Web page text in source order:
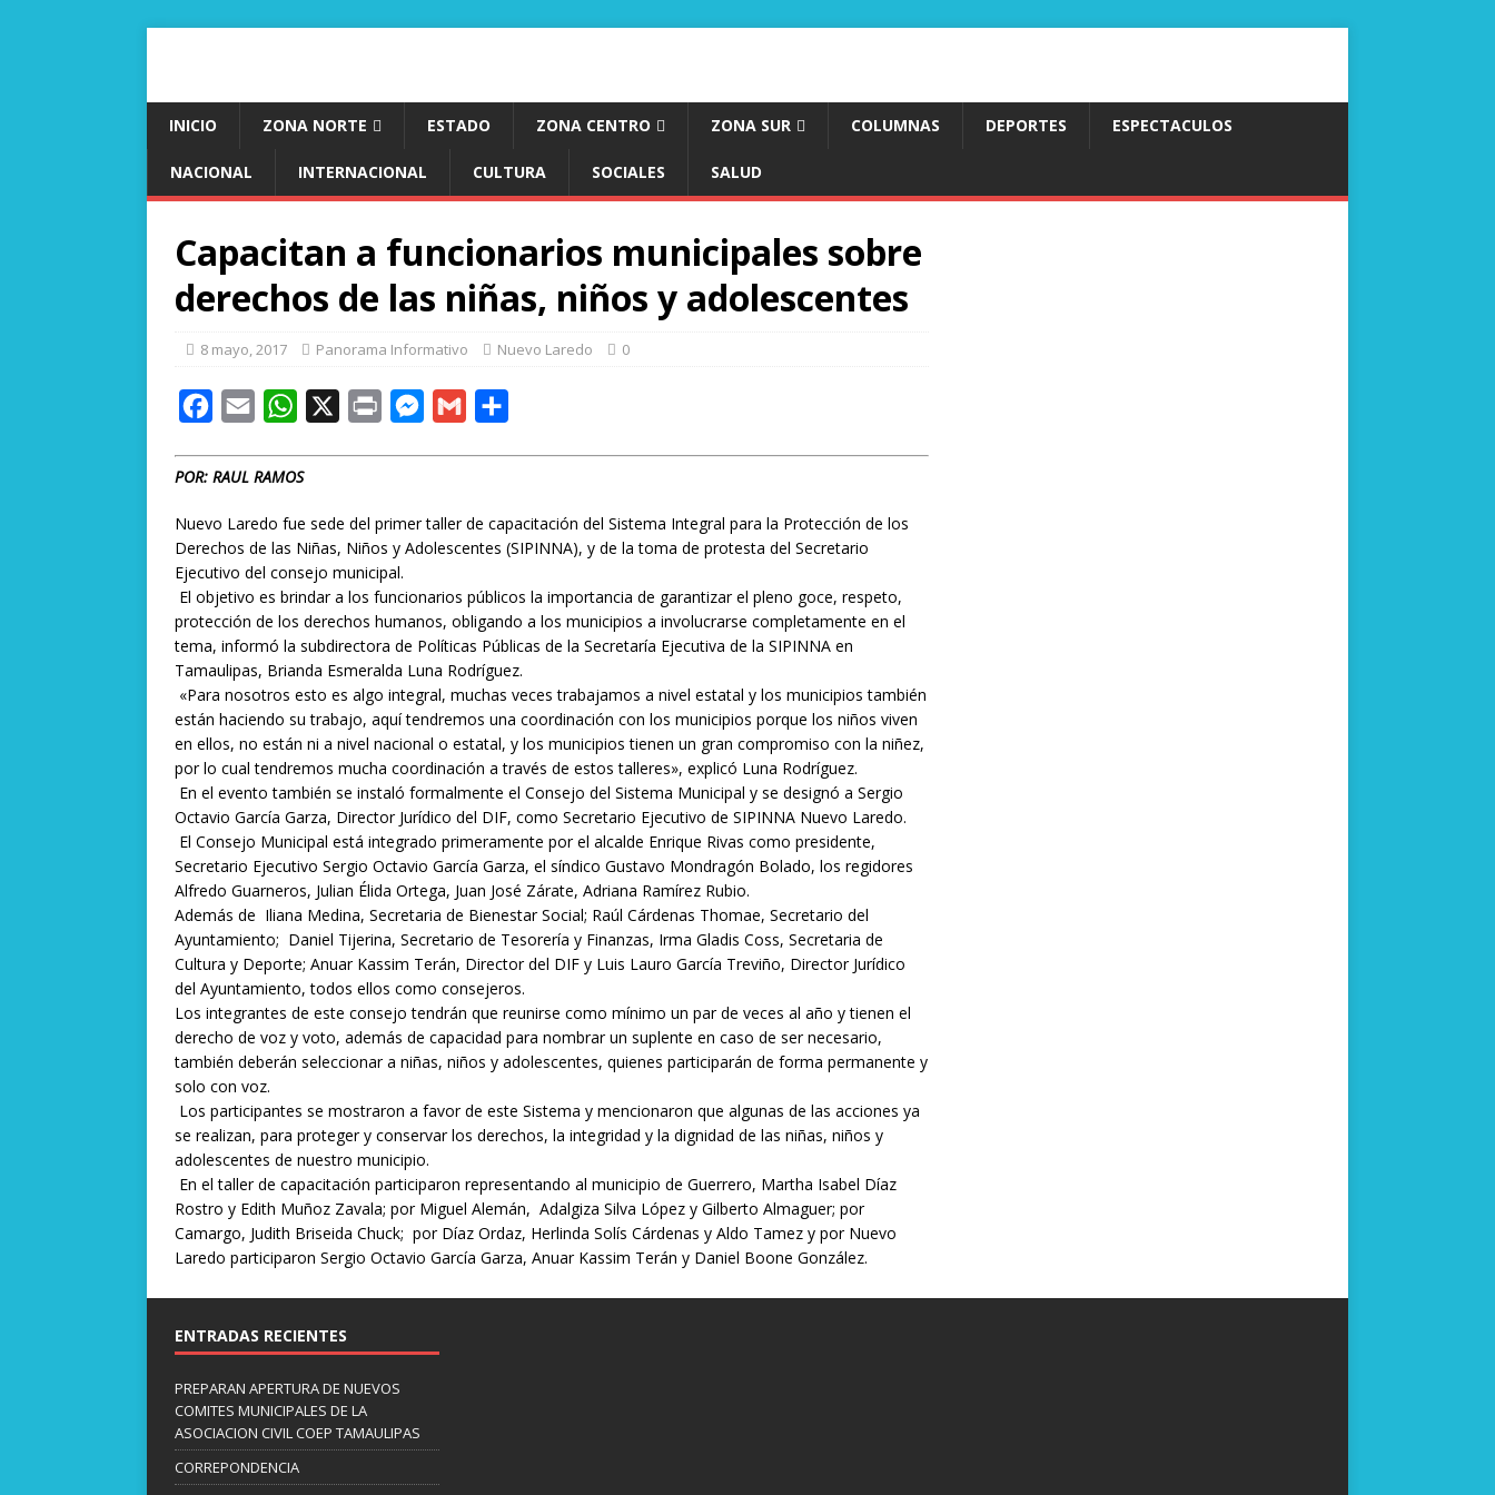
INICIO ZONA NORTE ESTADO ZONA CENTRO ZONA SUR COLUMNAS DEPORTES ESPECTACULOS
NACIONAL INTERNACIONAL CULTURA SOCIALES SALUD
Capacitan a funcionarios municipales sobre
derechos de las niñas, niños y adolescentes
8 mayo, 2017 Panorama Informativo Nuevo Laredo 0
c
b
o
o
k
a
l
W
a
s
A
p
p
t
M
e
g
e
r
l
a
t
i
r
POR: RAUL RAMOS
Nuevo Laredo fue sede del primer taller de capacitación del Sistema Integral para la Protección de los
Derechos de las Niñas, Niños y Adolescentes (SIPINNA), y de la toma de protesta del Secretario
Ejecutivo del consejo municipal.
El objetivo es brindar a los funcionarios públicos la importancia de garantizar el pleno goce, respeto,
protección de los derechos humanos, obligando a los municipios a involucrarse completamente en el
tema, informó la subdirectora de Políticas Públicas de la Secretaría Ejecutiva de la SIPINNA en
Tamaulipas, Brianda Esmeralda Luna Rodríguez.
«Para nosotros esto es algo integral, muchas veces trabajamos a nivel estatal y los municipios también
están haciendo su trabajo, aquí tendremos una coordinación con los municipios porque los niños viven
en ellos, no están ni a nivel nacional o estatal, y los municipios tienen un gran compromiso con la niñez,
por lo cual tendremos mucha coordinación a través de estos talleres», explicó Luna Rodríguez.
En el evento también se instaló formalmente el Consejo del Sistema Municipal y se designó a Sergio
Octavio García Garza, Director Jurídico del DIF, como Secretario Ejecutivo de SIPINNA Nuevo Laredo.
El Consejo Municipal está integrado primeramente por el alcalde Enrique Rivas como presidente,
Secretario Ejecutivo Sergio Octavio García Garza, el síndico Gustavo Mondragón Bolado, los regidores
Alfredo Guarneros, Julian Élida Ortega, Juan José Zárate, Adriana Ramírez Rubio.
Además de Iliana Medina, Secretaria de Bienestar Social; Raúl Cárdenas Thomae, Secretario del
Ayuntamiento; Daniel Tijerina, Secretario de Tesorería y Finanzas, Irma Gladis Coss, Secretaria de
Cultura y Deporte; Anuar Kassim Terán, Director del DIF y Luis Lauro García Treviño, Director Jurídico
del Ayuntamiento, todos ellos como consejeros.
Los integrantes de este consejo tendrán que reunirse como mínimo un par de veces al año y tienen el
derecho de voz y voto, además de capacidad para nombrar un suplente en caso de ser necesario,
también deberán seleccionar a niñas, niños y adolescentes, quienes participarán de forma permanente y
solo con voz.
Los participantes se mostraron a favor de este Sistema y mencionaron que algunas de las acciones ya
se realizan, para proteger y conservar los derechos, la integridad y la dignidad de las niñas, niños y
adolescentes de nuestro municipio.
En el taller de capacitación participaron representando al municipio de Guerrero, Martha Isabel Díaz
Rostro y Edith Muñoz Zavala; por Miguel Alemán, Adalgiza Silva López y Gilberto Almaguer; por
Camargo, Judith Briseida Chuck; por Díaz Ordaz, Herlinda Solís Cárdenas y Aldo Tamez y por Nuevo
Laredo participaron Sergio Octavio García Garza, Anuar Kassim Terán y Daniel Boone González.
ENTRADAS RECIENTES
PREPARAN APERTURA DE NUEVOS
COMITES MUNICIPALES DE LA
ASOCIACION CIVIL COEP TAMAULIPAS
CORREPONDENCIA